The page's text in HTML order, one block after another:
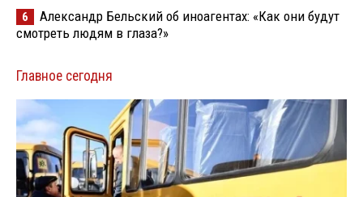
6
Александр Бельский об иноагентах: «Как они будут
смотреть людям в глаза?»
Главное сегодня